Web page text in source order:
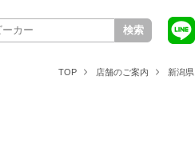
検索
TOP 店舗のご案内 新潟県